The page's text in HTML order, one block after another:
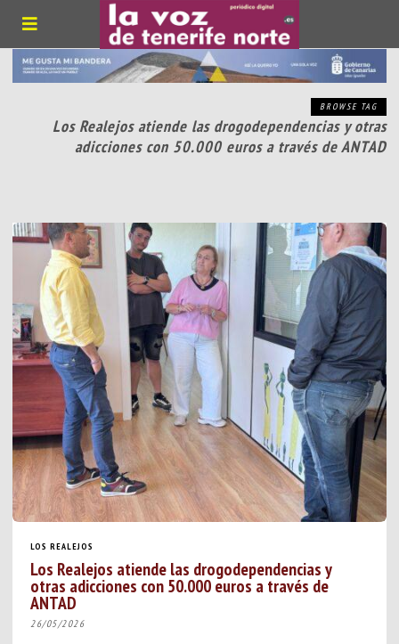
BROWSE TAG
Los Realejos atiende las drogodependencias y otras
adicciones con 50.000 euros a través de ANTAD
LOS REALEJOS
Los Realejos atiende las drogodependencias y
otras adicciones con 50.000 euros a través de
ANTAD
26/05/2026